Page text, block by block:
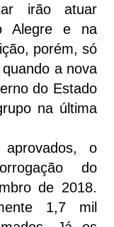
irão atuar
Alegre e na
porém, só
a nova
do Estado
na última
o
do
de 2018.
1,7 mil